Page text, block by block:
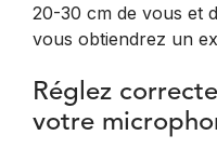
20-30 cm de vous et
vous obtiendrez un
Réglez
votre